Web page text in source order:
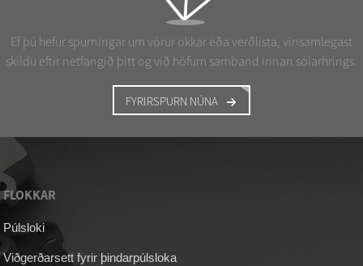
Ef þú hefur spurningar um vörur okkar eða verðlista, vinsamlegast
skildu eftir netfangið þitt og við höfum samband innan sólarhrings.
FYRIRSPURN NÚNA
FLOKKAR
Púlsloki
Viðgerðarsett fyrir þindarpúlsloka